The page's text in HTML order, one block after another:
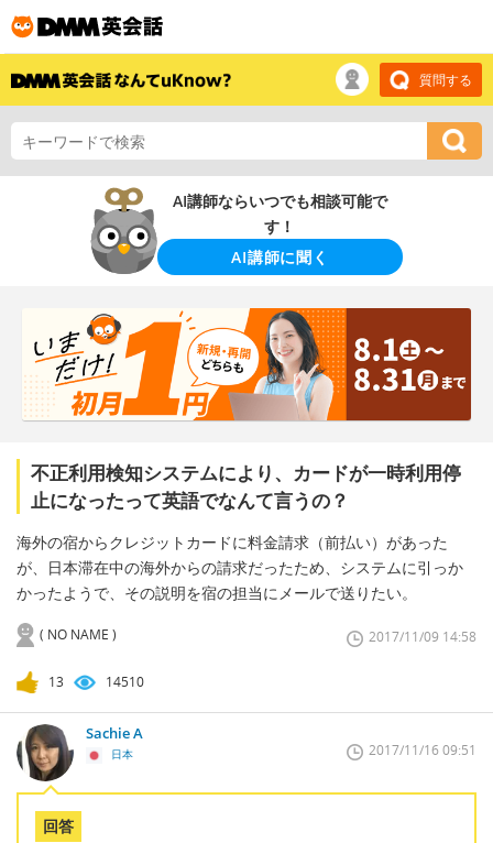
質問する
AI講師ならいつでも相談可能で
す！
AI講師に聞く
不正利用検知システムにより、カードが一時利用停
止になったって英語でなんて言うの？
海外の宿からクレジットカードに料金請求（前払い）があった
が、日本滞在中の海外からの請求だったため、システムに引っか
かったようで、その説明を宿の担当にメールで送りたい。
( NO NAME ) 2017/11/09 14:58
13 14510
Sachie A
日本 2017/11/16 09:51
回答